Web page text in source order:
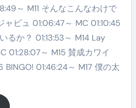
～ M11 そんなこんなわけで
ャビュ 01:06:47～ MC 01:10:45
るか？ 01:13:53～ M14 Lay
01:28:07～ M15 賛成カワイ
BINGO! 01:46:24～ M17 僕の太